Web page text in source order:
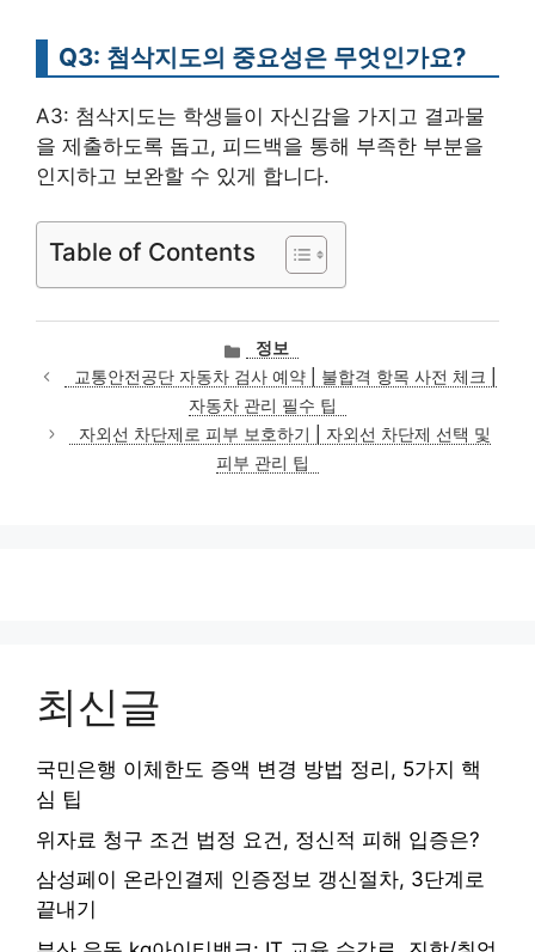
Q3: 첨삭지도의 중요성은 무엇인가요?
A3: 첨삭지도는 학생들이 자신감을 가지고 결과물
을 제출하도록 돕고, 피드백을 통해 부족한 부분을
인지하고 보완할 수 있게 합니다.
Table of Contents
카
테
고
리
정보
교통안전공단 자동차 검사 예약 | 불합격 항목 사전 체크 |
자동차 관리 필수 팁
자외선 차단제로 피부 보호하기 | 자외선 차단제 선택 및
피부 관리 팁
최신글
국민은행 이체한도 증액 변경 방법 정리, 5가지 핵
심 팁
위자료 청구 조건 법정 요건, 정신적 피해 입증은?
삼성페이 온라인결제 인증정보 갱신절차, 3단계로
끝내기